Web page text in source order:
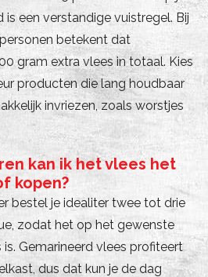
is een verstandige vuistregel. Bij
betekent dat
gram extra vlees in totaal. Kies
producten die lang houdbaar
invriezen, zoals worstjes
kan ik het vlees het
kopen?
bestel je idealiter twee tot drie
zodat het op het gewenste
Gemarineerd vlees profiteert
dus dat kun je de dag